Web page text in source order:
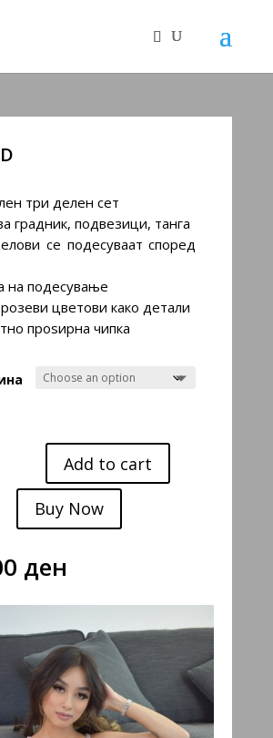
три делен сет
градник, подвезици, танга
се подесуваат според
на подесување
цветови како детали
проѕирна чипка
Add to cart
Buy Now
ден